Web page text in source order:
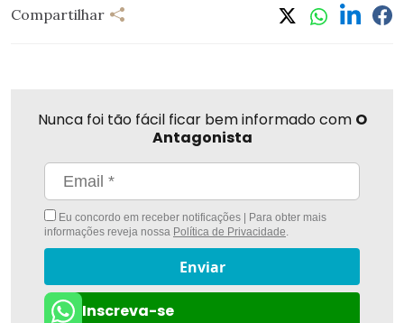
Compartilhar
Nunca foi tão fácil ficar bem informado com O
Antagonista
Eu concordo em receber notificações | Para obter mais
informações reveja nossa Política de Privacidade.
Enviar
Inscreva-se